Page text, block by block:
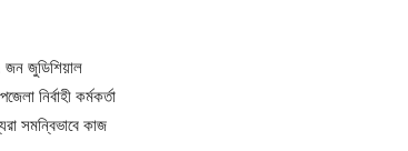
জন জুডিশিয়াল
নির্বাহী কর্মকর্তা
সমন্বিভাবে কাজ